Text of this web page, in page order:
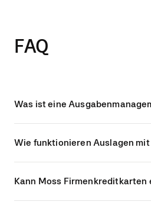
FAQ
Was ist eine
Wie funktionieren Auslagen mit
Kann Moss Firmenkreditkarten